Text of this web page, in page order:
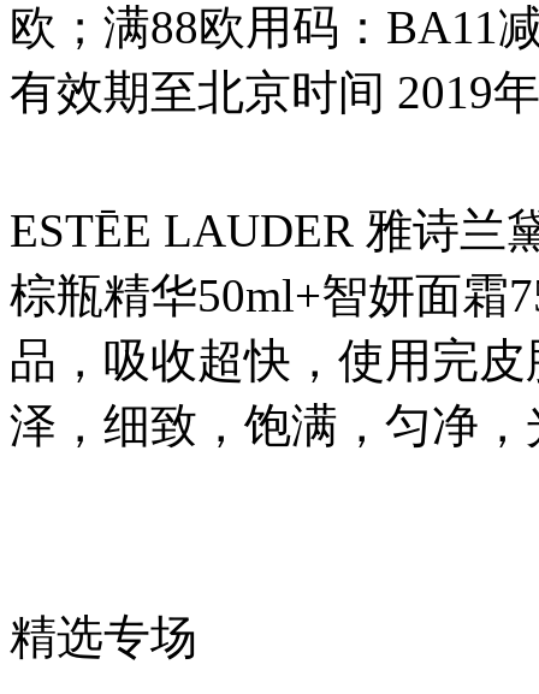
欧；满88欧用码：BA11
有效期至北京时间 2019
ESTĒE LAUDER 雅诗兰
棕瓶精华50ml+智妍面霜
品，吸收超快，使用完
泽，细致，饱满，匀净
精选专场